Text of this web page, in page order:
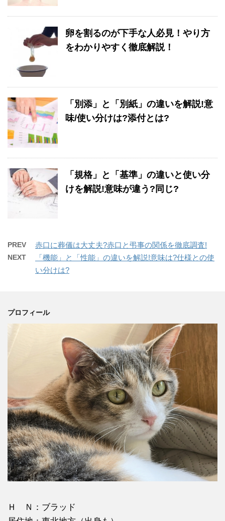
卵を割るのが下手な人必見！やり方
をわかりやすく徹底解説！
「別添」と「別紙」の違いを解説!意
味/使い分けは?添付とは?
「規格」と「基準」の違いと使い分
けを解説!意味が違う?同じ?
PREV 赤口に葬儀は大丈夫?赤口と弔事の関係を徹底調査!
NEXT
「機能」と「性能」の違いを解説!意味は?仕様との使
い分けは?
プロフィール
Ｈ Ｎ：ブラッド